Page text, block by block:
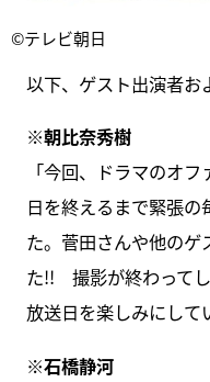
©テレビ朝日
以下、ゲスト出演者お
※朝比奈秀樹
「今回、ドラマのオ
日を終えるまで緊張
た。菅田さんや他のゲ
た!! 撮影が終わって
放送日を楽しみにして
※石橋静河